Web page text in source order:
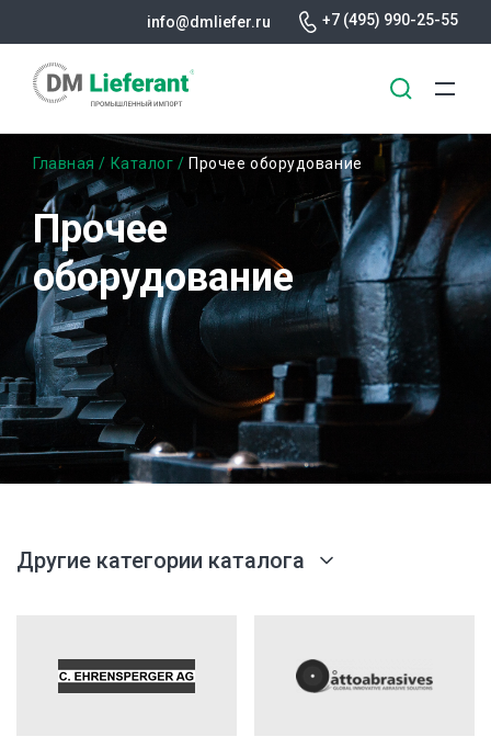
основному
содержанию
info@dmliefer.ru +7 (495) 990-25-55
Строка
навигации
Главная Каталог Прочее оборудование
Прочее
оборудование
Другие категории каталога